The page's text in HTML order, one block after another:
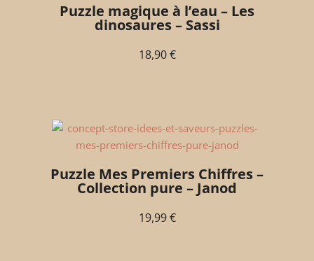
Puzzle magique à l’eau – Les
dinosaures – Sassi
18,90€
Puzzle Mes Premiers Chiffres –
Collection pure – Janod
19,99€